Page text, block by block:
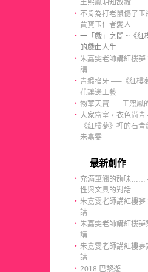
王熙鳳明知故殺
‧ 不肯為打老鼠傷了
賈寶玉仁者愛人
‧ 一「戲」之間 ~《紅
的戲曲人生
‧ 朱嘉雯老師講紅樓夢
講
‧ 青緞掐牙 ──《紅樓
花鑲邊工藝
‧ 物華天寶 ──王熙鳳
‧ 大家富室，衣色尚
《紅樓夢》裡的石青
朱嘉雯
最新創作
‧ 充滿筆觸的韻味……
性與文具的對話
‧ 朱嘉雯老師講紅樓夢
講
‧ 朱嘉雯老師講紅樓夢
講
‧ 朱嘉雯老師講紅樓夢
講
‧ 2018 巴黎遊